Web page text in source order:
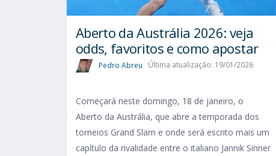
Aberto da Austrália 2026: veja
odds, favoritos e como apostar
Pedro Abreu Última atualização: 19/01/2026
Começará neste domingo, 18 de janeiro, o
Aberto da Austrália, que abre a temporada dos
torneios Grand Slam e onde será escrito mais um
capítulo da rivalidade entre o italiano Jannik Sinner